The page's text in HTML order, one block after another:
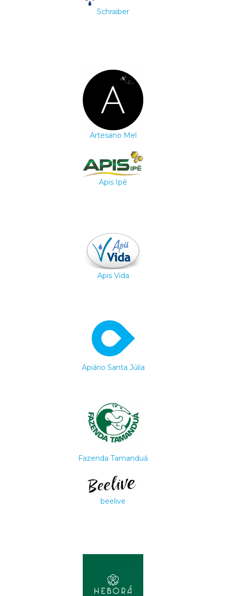
Schraiber
Artesano Mel
Apis Ipê
Apis Vida
Apiário Santa Júlia
Fazenda Tamanduá
beelive